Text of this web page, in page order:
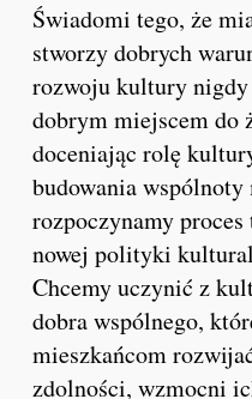
Świadomi tego, że
stworzy dobrych
rozwoju kultury
dobrym miejscem do
doceniając rolę
budowania
rozpoczynamy
nowej polityki
Chcemy uczynić z
dobra wspólnego,
mieszkańcom
zdolności, wzmocni